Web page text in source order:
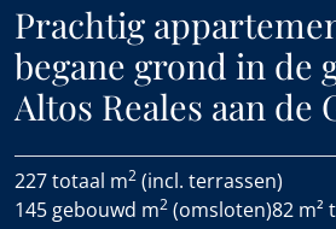
Prachtig
begane grond in de
Altos Reales aan de
227 totaal m2 (incl. terrassen)
145 gebouwd m2 (omsloten)82 m²